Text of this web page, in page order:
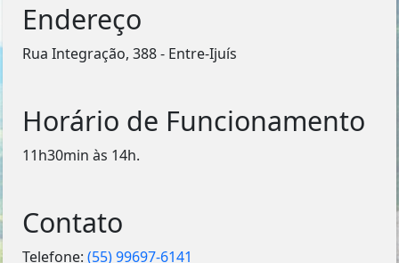
Endereço
Rua Integração, 388 - Entre-Ijuís
Horário de Funcionamento
11h30min às 14h.
Contato
Telefone:(55) 99697-6141